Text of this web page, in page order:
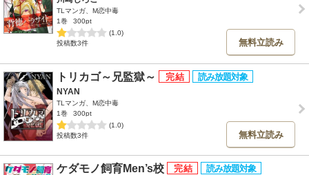
TLマンガ、M恋中毒
1巻
300pt
(1.0)
投稿数3件
無料立読み
トリカゴ～兄監獄～
NYAN
TLマンガ、M恋中毒
1巻
300pt
(1.0)
投稿数3件
無料立読み
ケダモノ飼育Men’s校